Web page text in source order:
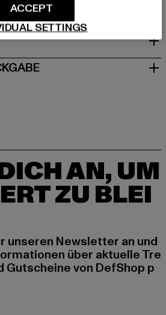
AN, UM
ZU BLEI
unseren Newsletter an und
über aktuelle Tre
Gutscheine von DefShop p
SETTINGS
ACCEPT